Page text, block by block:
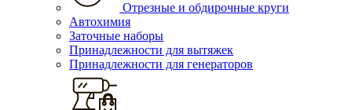
Отрезные и обдирочные круги
Автохимия
Заточные наборы
Принадлежности для вытяжек
Принадлежности для генераторов